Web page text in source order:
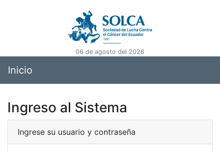
06 de agosto del 2026
Inicio
Ingreso al Sistema
Ingrese su usuario y contraseña